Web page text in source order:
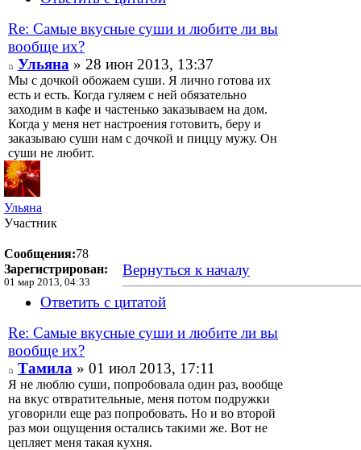
Re: Самые вкусные суши и любите ли вы
вообще их?
Ульяна » 28 июн 2013, 13:37
Мы с дочкой обожаем суши. Я лично готова их
есть и есть. Когда гуляем с ней обязательно
заходим в кафе и частенько заказываем на дом.
Когда у меня нет настроения готовить, беру и
заказываю суши нам с дочкой и пиццу мужу. Он
суши не любит.
Ульяна
Участник
Сообщения:78
Зарегистрирован:
01 мар 2013, 04:33
Вернуться к началу
Ответить с цитатой
Re: Самые вкусные суши и любите ли вы
вообще их?
Тамила » 01 июл 2013, 17:11
Я не люблю суши, попробовала один раз, вообще
на вкус отвратительные, меня потом подружки
уговорили еще раз попробовать. Но и во второй
раз мои ощущения остались такими же. Вот не
цепляет меня такая кухня.